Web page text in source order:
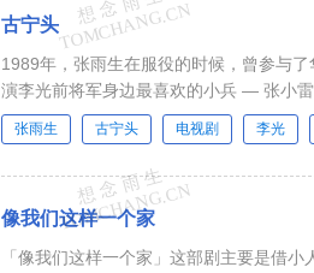
古宁头
1989年，张雨生在服役的时候，曾参与
演李光前将军身边最喜欢的小兵 — 张小雷
张雨生 古宁头 电视剧 李光
像我们这样一个家
「像我们这样一个家」这部剧主要是借